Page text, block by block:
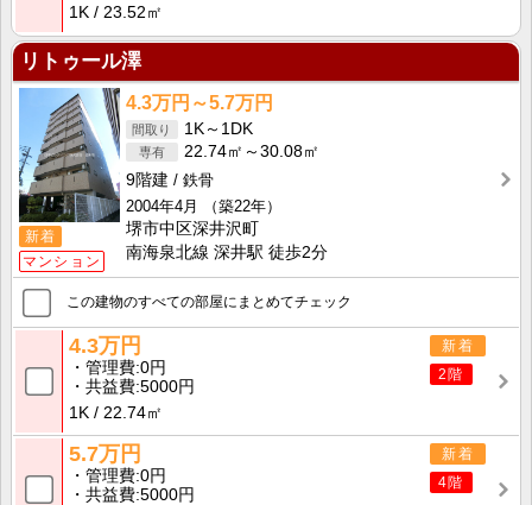
1K
23.52㎡
リトゥール澤
新着
マンション
4.3万円～5.7万円
1K～1DK
22.74㎡～30.08㎡
9階建
鉄骨
2004年4月
（築22年）
堺市中区深井沢町
南海泉北線 深井駅 徒歩2分
この建物のすべての部屋にまとめてチェック
新着
2階
4.3万円
管理費 0円
共益費 5000円
1K
22.74㎡
新着
4階
5.7万円
管理費 0円
共益費 5000円